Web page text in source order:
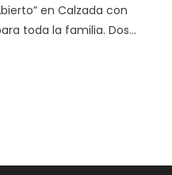
en Calzada con
toda la familia. Dos…